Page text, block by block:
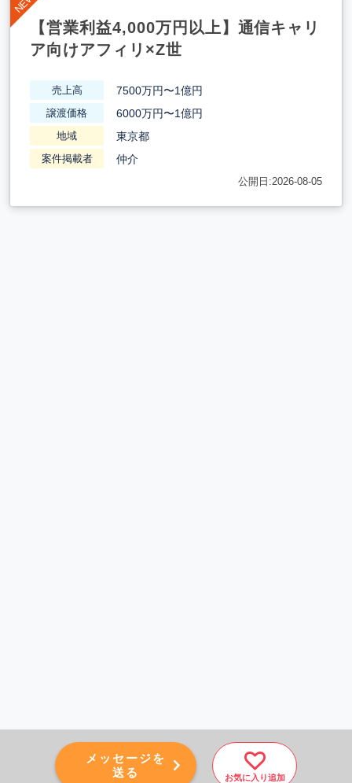
メッセージを
送る
お気に入り追加
【営業利益4,000万円以上】通信キャリ
ア向けアフィリ×Z世
売上高 7500万円〜1億円
譲渡価格 6000万円〜1億円
地域 東京都
案件掲載者 仲介
公開日:2026-08-05